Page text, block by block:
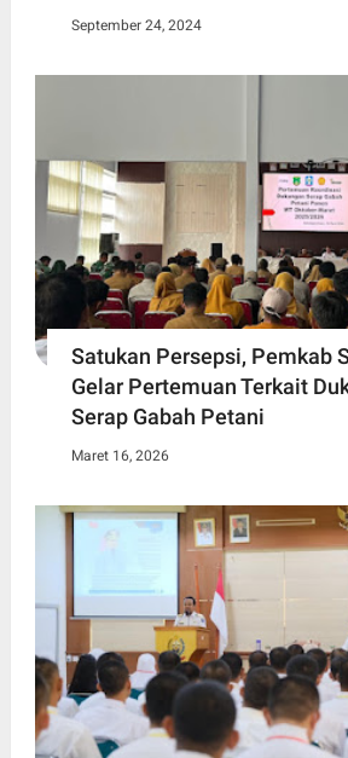
September 24, 2024
Satukan Persepsi, Pemkab
Gelar Pertemuan Terkait
Serap Gabah Petani
Maret 16, 2026